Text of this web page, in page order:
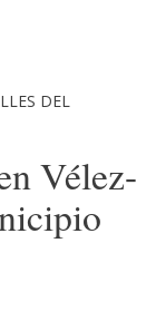
DEL
Vélez-